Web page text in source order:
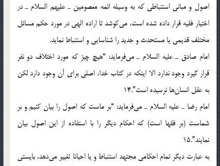
اصول و مباني استنباطي که به وسيله ائمه معصومين ـ عليهم السلام ـ در
اختيار فقيه قرار داده شده است، مي‌‌کوشد تا اراده الهي در مورد حکم مسائل
مختلف قديمي يا مستحدث و جديد را شناسايي و استنباط نمايد.
امام صادق ـ عليه السلام ـ مي‌فرمايد: “هيچ چيز که مورد اختلاف دو نفر
قرار گيرد وجود ندارد الا اينکه در کتاب خدا، اصلي براي آن وجود دارد لکن
به عقل انسان‌ها نرسيده است”.14
امام رضا ـ عليه السلام ـ مي‌فرمايد: “بر ماست که اصول را بيان کنيم و بر
شماست (بر فقها است) که احکام ديگر را با استفاده از اين اصول بيان
نمايند”.15
به عبارت ديگر تمام احکامی مجتهد استنباط و یا احیانا تغییر می‌دهد، بايستي